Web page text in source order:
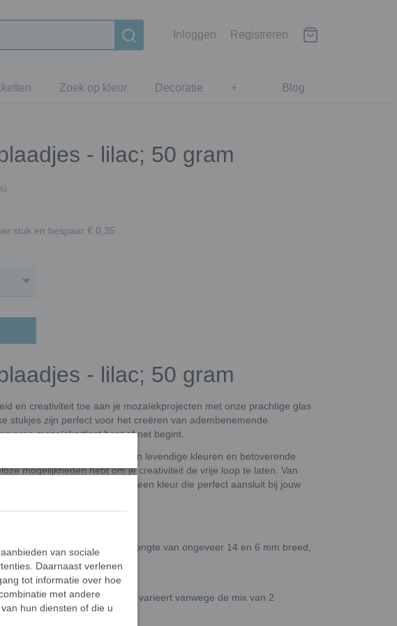
Inloggen Registreren
Blog
Zoek op kleur Decoratie +
- lilac; 50 gram
stuk en bespaar € 0,35
- lilac; 50 gram
en creativiteit toe aan je mozaïekprojecten met onze prachtige glas
stukjes zijn perfect voor het creëren van adembenemende
mozaïekartiest bent of net begint.
verkrijgbaar in een scala aan levendige kleuren en betoverende
mogelijkheden hebt om je creativiteit de vrije loop te laten. Van
felle kleuren, er is altijd een kleur die perfect aansluit bij jouw
van 2 afmetingen. Een lengte van ongeveer 14 en 6 mm breed,
mm breed.
25 steentjes. Exacte aantal varieert vanwege de mix van 2
van sociale
Daarnaast verlenen
tot informatie over hoe
met andere
hun diensten of die u